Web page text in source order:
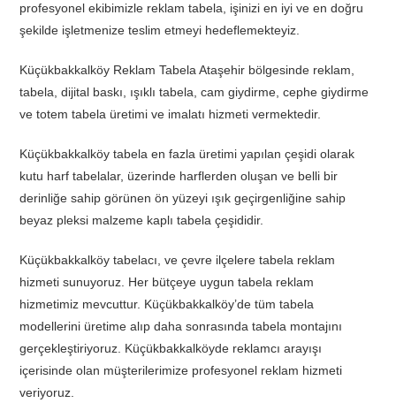
profesyonel ekibimizle reklam tabela, işinizi en iyi ve en doğru
şekilde işletmenize teslim etmeyi hedeflemekteyiz.
Küçükbakkalköy Reklam Tabela Ataşehir bölgesinde reklam,
tabela, dijital baskı, ışıklı tabela, cam giydirme, cephe giydirme
ve totem tabela üretimi ve imalatı hizmeti vermektedir.
Küçükbakkalköy tabela en fazla üretimi yapılan çeşidi olarak
kutu harf tabelalar, üzerinde harflerden oluşan ve belli bir
derinliğe sahip görünen ön yüzeyi ışık geçirgenliğine sahip
beyaz pleksi malzeme kaplı tabela çeşididir.
Küçükbakkalköy tabelacı, ve çevre ilçelere tabela reklam
hizmeti sunuyoruz. Her bütçeye uygun tabela reklam
hizmetimiz mevcuttur. Küçükbakkalköy’de tüm tabela
modellerini üretime alıp daha sonrasında tabela montajını
gerçekleştiriyoruz. Küçükbakkalköyde reklamcı arayışı
içerisinde olan müşterilerimize profesyonel reklam hizmeti
veriyoruz.